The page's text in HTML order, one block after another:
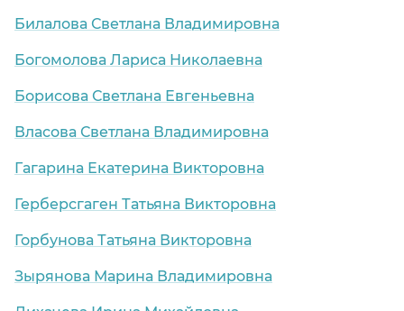
Билалова Светлана Владимировна
Богомолова Лариса Николаевна
Борисова Светлана Евгеньевна
Власова Светлана Владимировна
Гагарина Екатерина Викторовна
Герберсгаген Татьяна Викторовна
Горбунова Татьяна Викторовна
Зырянова Марина Владимировна